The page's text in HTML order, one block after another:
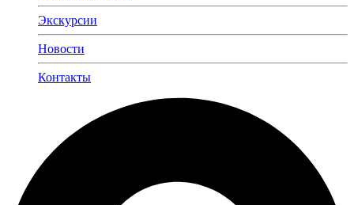
Экскурсии
Новости
Контакты